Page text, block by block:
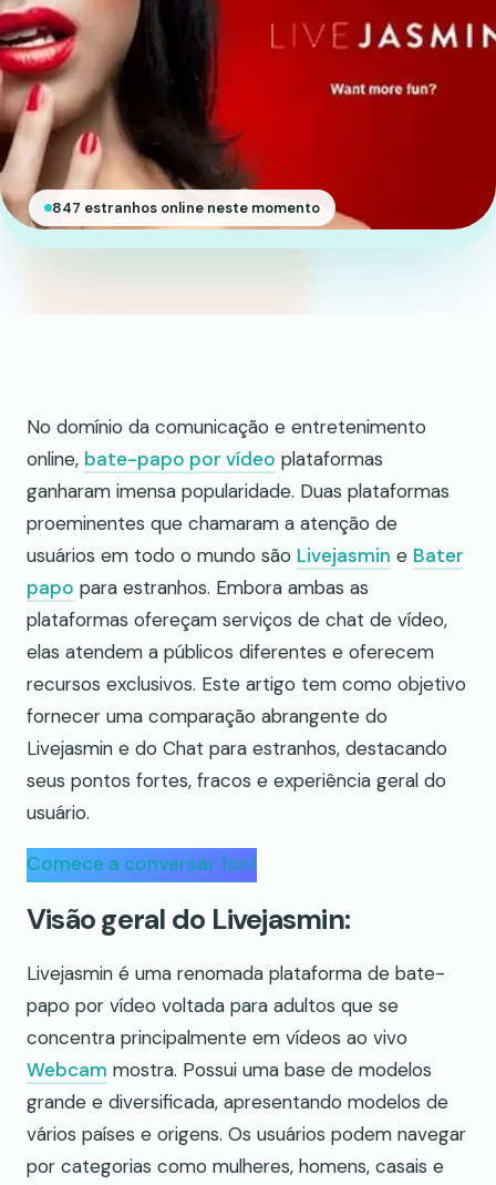
847 estranhos online neste momento
No domínio da comunicação e entretenimento
online, bate-papo por vídeo plataformas
ganharam imensa popularidade. Duas plataformas
proeminentes que chamaram a atenção de
usuários em todo o mundo são Livejasmin e Bater
papo para estranhos. Embora ambas as
plataformas ofereçam serviços de chat de vídeo,
elas atendem a públicos diferentes e oferecem
recursos exclusivos. Este artigo tem como objetivo
fornecer uma comparação abrangente do
Livejasmin e do Chat para estranhos, destacando
seus pontos fortes, fracos e experiência geral do
usuário.
Comece a conversar 1on1
Visão geral do Livejasmin:
Livejasmin é uma renomada plataforma de bate-
papo por vídeo voltada para adultos que se
concentra principalmente em vídeos ao vivo
Webcam mostra. Possui uma base de modelos
grande e diversificada, apresentando modelos de
vários países e origens. Os usuários podem navegar
por categorias como mulheres, homens, casais e